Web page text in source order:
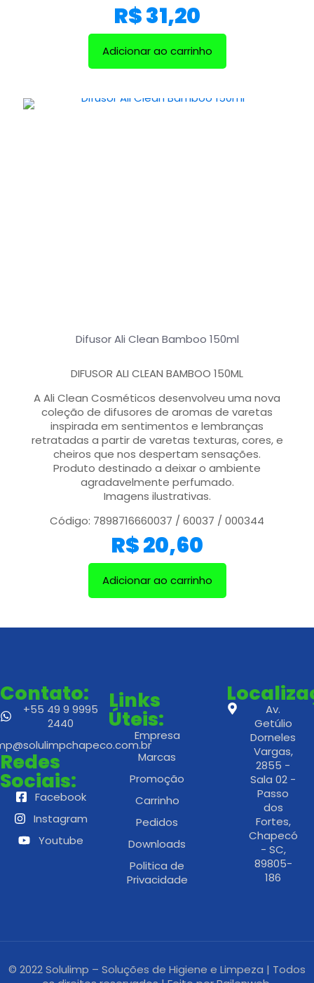
R$31,20
Adicionar ao carrinho
Difusor Ali Clean Bamboo 150ml
DIFUSOR ALI CLEAN BAMBOO 150ML
A Ali Clean Cosméticos desenvolveu uma nova
coleção de difusores de aromas de varetas
inspirada em sentimentos e lembranças
retratadas a partir de varetas texturas, cores, e
cheiros que nos despertam sensações.
Produto destinado a deixar o ambiente
agradavelmente perfumado.
Imagens ilustrativas.
Código: 7898716660037 / 60037 / 000344
R$20,60
Adicionar ao carrinho
Contato:
+55 49 9 9995
2440
Redes
Sociais:
Facebook
Instagram
Youtube
Links
Úteis:
Empresa
Marcas
Promoção
Carrinho
Pedidos
Downloads
Politica de
Privacidade
Av.
Getúlio
Dorneles
Vargas,
2855 -
Sala 02 -
Passo
dos
Fortes,
Chapecó
- SC,
89805-
186
© 2022 Solulimp – Soluções de Higiene e Limpeza | Todos